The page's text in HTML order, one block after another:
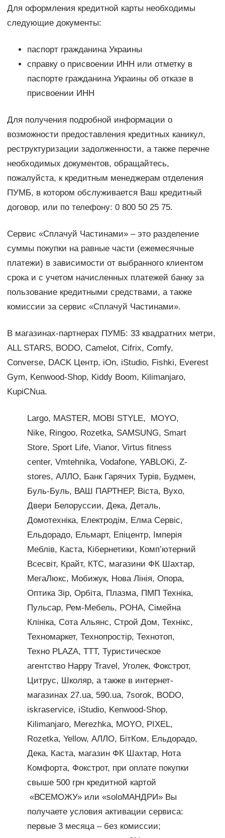
Для оформления кредитной карты необходимы
следующие документы:
паспорт гражданина Украины
справку о присвоении ИНН или отметку в
паспорте гражданина Украины об отказе в
присвоении ИНН
Для получения подробной информации о
возможности предоставления кредитных каникул,
реструктуризации задолженности, а также перечне
необходимых документов, обращайтесь,
пожалуйста, к кредитным менеджерам отделения
ПУМБ, в котором обслуживается Ваш кредитный
договор, или по телефону: 0 800 50 25 75.
Сервис «Сплачуй Частинами» – это разделение
суммы покупки на равные части (ежемесячные
платежи) в зависимости от выбранного клиентом
срока и с учетом начисленных платежей банку за
пользование кредитными средствами, а также
комиссии за сервис «Сплачуй Частинами».
В магазинах-партнерах ПУМБ: 33 квадратних метри,
ALL STARS, BODO, Camelot, Cifrix, Comfy,
Converse, DACK Центр, iOn, iStudio, Fishki, Everest
Gym, Kenwood-Shop, Kiddy Boom, Kilimanjaro,
KupiCNua.
Largo, MASTER, MOBI STYLE, MOYO,
Nike, Ringoo, Rozetka, SAMSUNG, Smart
Store, Sport Life, Vianor, Virtus fitness
center, Vmtehnika, Vodafone, YABLOKi, Z-
stores, АЛЛО, Банк Гарячих Турів, Будмен,
Буль-Буль, ВАШ ПАРТНЕР, Віста, Вухо,
Двери Белоруссии, Дека, Деталь,
Домотехніка, Електродім, Елма Сервіс,
Ельдорадо, Ельмарт, Епіцентр, Імперія
Меблів, Каста, Кібернетики, Комп’ютерний
Всесвіт, Крайт, КТС, магазини ФК Шахтар,
МегаЛюкс, Мобижук, Нова Лінія, Опора,
Оптика Зір, Орбіта, Плазма, ПМП Техніка,
Пульсар, Рем-Мебель, РОНА, Сімейна
Клініка, Сота Альянс, Строй Дом, Технікс,
Техномаркет, Технопростір, Технотоп,
Техно PLAZA, ТТТ, Туристическое
агентство Happy Travel, Уголек, Фокстрот,
Цитрус, Школяр, а также в интернет-
магазинах 27.ua, 590.ua, 7sorok, BODO,
iskraservice, iStudio, Kenwood-Shop,
Kilimanjaro, Merezhka, MOYO, PIXEL,
Rozetka, Yellow, АЛЛО, БітКом, Ельдорадо,
Дека, Каста, магазин ФК Шахтар, Нота
Комфорта, Фокстрот, при оплате покупки
свыше 500 грн кредитной картой
«ВСЕМОЖУ» или «soloМАНДРИ» Вы
получаете условия активации сервиса:
первые 3 месяца – без комиссии;